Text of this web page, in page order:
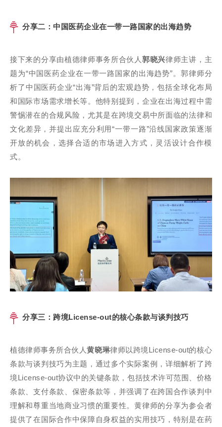
分享二：中国医药企业在一带一路国家的出海趋势
接下来的分享由植德律师事务所合伙人 郭晓兴律师主讲，主
题为“中国医药企业在一带一路国家的出海趋势”。郭律师分
析了中国医药企业“出海”背后的宏观趋势，包括全球化布局
和国际市场需求增长等。他特别提到，企业在出海过程中需
警惕潜在的合规风险，尤其是在跨境交易中所面临的法律和
文化差异，并提出应充分利用“一带一路”沿线国家政策逐渐
开放的机会，选择合适的市场进入方式，灵活设计合作模
式。
分享三：跨境License-out的核心条款与谈判技巧
植德律师事务所合伙人黄晓琳律师以跨境License-out的核心
条款与谈判技巧为主题，通过多个实际案例，详细解析了跨
境License-out协议中的关键条款，包括技术许可范围、价格
条款、支付条款、保密条款等，并强调了在跨国合作谈判中
理解和尊重当地商业习惯的重要性。黄律师的分享为参会者
提供了在国际合作中保障自身权益的实用技巧，特别是在药